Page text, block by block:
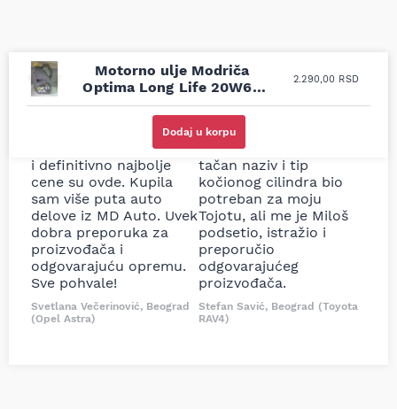
Motorno ulje Modriča
Optima Long Life 20W60
4L
2.290,00 RSD
Dodaj u korpu
Uporedila sam sve
prodavnice auto delova
i definitivno najbolje
cene su ovde. Kupila
sam više puta auto
delove iz MD Auto. Uvek
dobra preporuka za
proizvođača i
odgovarajuću opremu.
Sve pohvale!
Svetlana Večerinović, Beograd
(Opel Astra)
Odlična usluga i
ljubazni prodavci.
Nisam bio siguran koji je
tačan naziv i tip
kočionog cilindra bio
potreban za moju
Tojotu, ali me je Miloš
podsetio, istražio i
preporučio
odgovarajućeg
proizvođača.
Stefan Savić, Beograd (Toyota
RAV4)